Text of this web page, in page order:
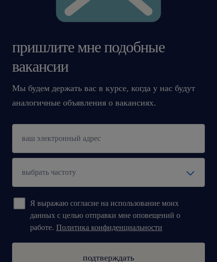
пришлите мне подобные
вакансии
Мы будем держать вас в курсе, когда у нас будут
аналогичные объявления о вакансиях.
Я выражаю согласие на использование моих
данных с целью отправки мне оповещений о
работе. Политика конфиденциальности
подтверждать